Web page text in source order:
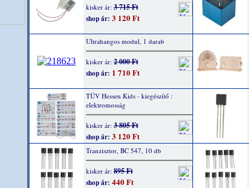
kisker ár: 3 715 Ft
shop ár: 3 120 Ft
Ultrahangos modul, 1 darab
kisker ár: 2 000 Ft
shop ár: 1 710 Ft
TÜV Hessen Kids - kiegészítő :
elektromosság
kisker ár: 3 805 Ft
shop ár: 3 120 Ft
Tranzisztor, BC 547, 10 db
kisker ár: 895 Ft
shop ár: 440 Ft